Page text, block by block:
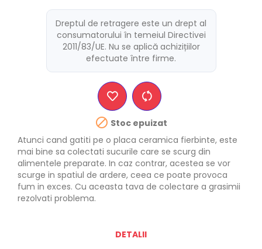
Dreptul de retragere este un drept al
consumatorului în temeiul Directivei
2011/83/UE. Nu se aplică achizițiilor
efectuate între firme.
 Stoc epuizat
Atunci cand gatiti pe o placa ceramica fierbinte, este
mai bine sa colectati sucurile care se scurg din
alimentele preparate. In caz contrar, acestea se vor
scurge in spatiul de ardere, ceea ce poate provoca
fum in exces. Cu aceasta tava de colectare a grasimii
rezolvati problema.
DETALII